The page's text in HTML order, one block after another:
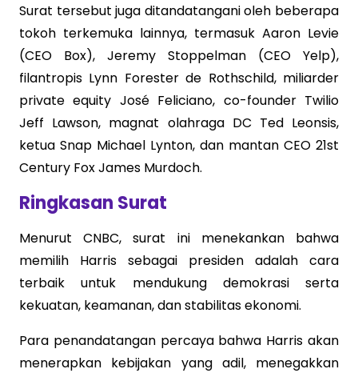
Surat tersebut juga ditandatangani oleh beberapa
tokoh terkemuka lainnya, termasuk Aaron Levie
(CEO Box), Jeremy Stoppelman (CEO Yelp),
filantropis Lynn Forester de Rothschild, miliarder
private equity José Feliciano, co-founder Twilio
Jeff Lawson, magnat olahraga DC Ted Leonsis,
ketua Snap Michael Lynton, dan mantan CEO 21st
Century Fox James Murdoch.
Ringkasan Surat
Menurut CNBC, surat ini menekankan bahwa
memilih Harris sebagai presiden adalah cara
terbaik untuk mendukung demokrasi serta
kekuatan, keamanan, dan stabilitas ekonomi.
Para penandatangan percaya bahwa Harris akan
menerapkan kebijakan yang adil, menegakkan